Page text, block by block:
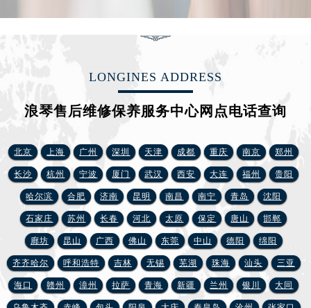
北京市朝阳区建国门外大街甲6号华熙国际中心D座11层1102室浪琴售后服务中心（北京总部）（需提前预约）
内蒙古自治区包头市青山区幸福路甲3号王府井百货名表维修浪琴售后服务中心（需提前预约）
内蒙古自治区鄂尔多斯市东胜区伊金霍洛街浪琴售后服务中心（需提前预约）
内蒙古自治区呼伦贝尔市海拉尔区中央街浪琴售后服务中心（需提前预约）
内蒙古自治区通辽市科尔沁区明仁大街浪琴售后服务中心（需提前预约）
内蒙古自治区乌海市海勃湾区人民南路浪琴售后服务中心（需提前预约）
内蒙古自治区乌兰察布市集宁区恩和大街浪琴售后服务中心（需提前预约）
内蒙古自治区锡林郭勒盟市锡林浩特市光明街与额尔敦路交叉口浪琴售后服务中心（需提前预约）
内蒙古自治区兴安盟市乌兰浩特市兴安大街浪琴售后服务中心（需提前预约）
山西省大同市平城区迎宾街浪琴售后服务中心（需提前预约）
LONGINES ADDRESS
浪琴售后维修保养服务中心网点电话查询
北京 上海 广州 深圳 天津 成都 重庆 南京 郑州
长沙 杭州 宁波 厦门 武汉 西安 大连 福州 贵阳
哈尔滨 合肥 济南 昆明 南昌 南宁 青岛 沈阳
石家庄 苏州 长春 河北 太原 保定 唐山 邯郸
廊坊 昆山 广西 佛山 东莞 中山 德阳 绵阳
齐齐哈尔 呼和浩特 吉林 无锡 芜湖 珠海 汕头 三亚
海口 赣州 漳州 拉萨 青海 新疆 兰州 银川 大同